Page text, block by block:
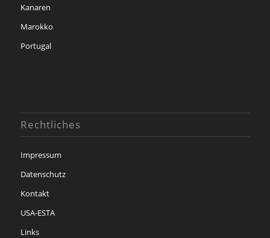
Kanaren
Marokko
Portugal
Rechtliches
Impressum
Datenschutz
Kontakt
USA-ESTA
Links